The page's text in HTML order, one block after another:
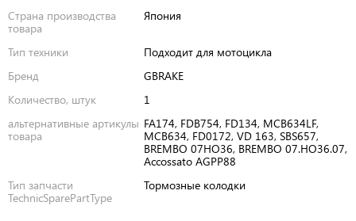
Страна производства
товара
Япония
Тип техники
Подходит для мотоцикла
Бренд
GBRAKE
Количество, штук
1
альтернативные артикулы
товара
FA174, FDB754, FD134, MCB634LF,
MCB634, FD0172, VD 163, SBS657,
BREMBO 07HO36, BREMBO 07.HO36.07,
Accossato AGPP88
Тип запчасти
TechnicSparePartType
Тормозные колодки